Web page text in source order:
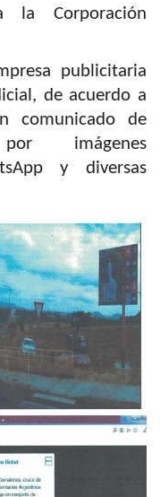
la Corporación
publicitaria
de acuerdo a
comunicado de
por imágenes
y diversas